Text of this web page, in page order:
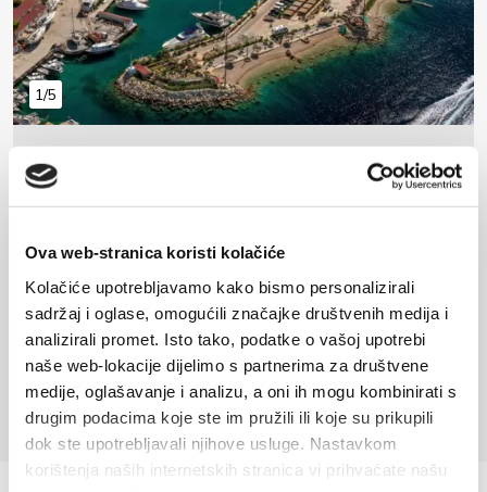
Ova web-stranica koristi kolačiće
Kolačiće upotrebljavamo kako bismo personalizirali
sadržaj i oglase, omogućili značajke društvenih medija i
analizirali promet. Isto tako, podatke o vašoj upotrebi
naše web-lokacije dijelimo s partnerima za društvene
medije, oglašavanje i analizu, a oni ih mogu kombinirati s
drugim podacima koje ste im pružili ili koje su prikupili
dok ste upotrebljavali njihove usluge. Nastavkom
korištenja naših internetskih stranica vi prihvaćate našu
1/5
Рамова - Крвавица
+385 (0)98 892480
Отправить е. почта
www.marinaramova.com